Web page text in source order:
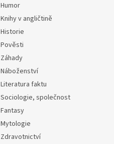
Humor
Knihy v angličtině
Historie
Pověsti
Záhady
Náboženství
Literatura faktu
Sociologie, společnost
Fantasy
Mytologie
Zdravotnictví